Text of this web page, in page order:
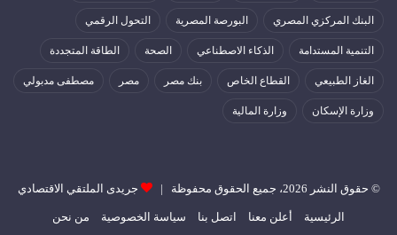
البنك المركزي المصري البورصة المصرية التحول الرقمي
التنمية المستدامة الذكاء الاصطناعي الصحة الطاقة المتجددة
الغاز الطبيعي القطاع الخاص بنك مصر مصر مصطفى مدبولي
وزارة الإسكان وزارة المالية
© حقوق النشر 2026، جميع الحقوق محفوظة | جريدى الملتقي الاقتصادي
الرئيسية أعلن معنا اتصل بنا سياسة الخصوصية من نحن